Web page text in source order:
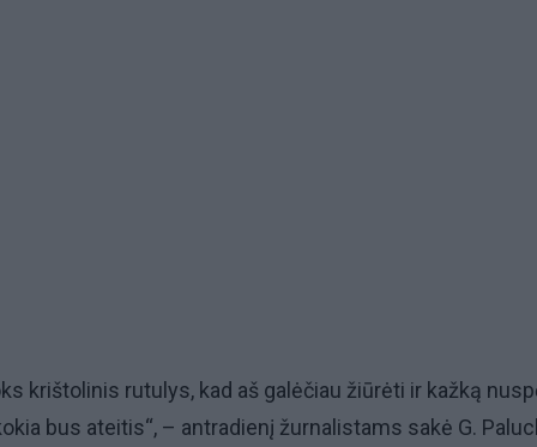
krištolinis rutulys, kad aš galėčiau žiūrėti ir kažką
bus ateitis“, – antradienį žurnalistams sakė G.